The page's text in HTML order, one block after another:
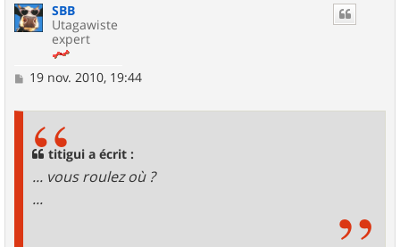
SBB
Utagawiste
expert
M19 nov. 2010, 19:44
titigui a écrit :
... vous roulez où ?
...